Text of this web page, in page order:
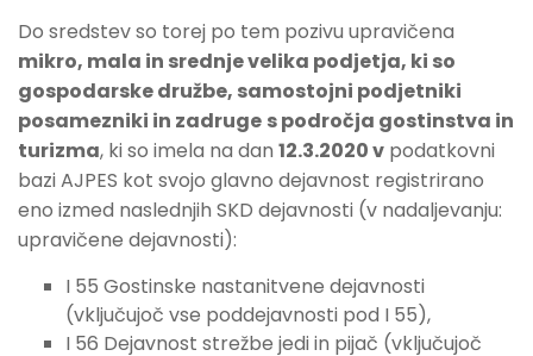
Do sredstev so torej po tem pozivu upravičena
mikro, mala in srednje velika podjetja, ki so
gospodarske družbe, samostojni podjetniki
posamezniki in zadruge s področja gostinstva in
turizma, ki so imela na dan 12.3.2020 v podatkovni
bazi AJPES kot svojo glavno dejavnost registrirano
eno izmed naslednjih SKD dejavnosti (v nadaljevanju:
upravičene dejavnosti):
I 55 Gostinske nastanitvene dejavnosti
(vključujoč vse poddejavnosti pod I 55),
I 56 Dejavnost strežbe jedi in pijač (vključujoč